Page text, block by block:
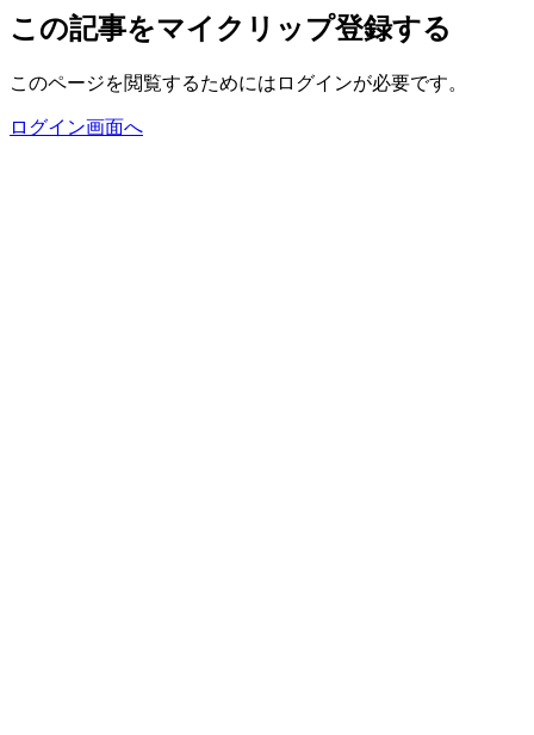
この記事をマイクリップ登録する
このページを閲覧するためにはログインが必要です。
ログイン画面へ